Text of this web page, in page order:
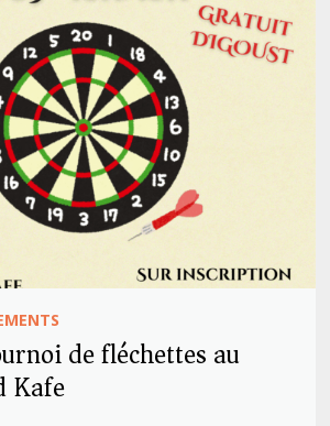
de fléchettes au
Kafe